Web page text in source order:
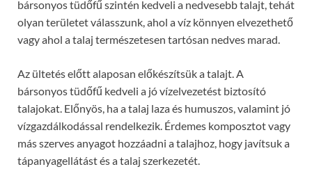
bársonyos tüdőfű szintén kedveli a nedvesebb talajt, tehát
olyan területet válasszunk, ahol a víz könnyen elvezethető
vagy ahol a talaj természetesen tartósan nedves marad.
Az ültetés előtt alaposan előkészítsük a talajt. A
bársonyos tüdőfű kedveli a jó vízelvezetést biztosító
talajokat. Előnyös, ha a talaj laza és humuszos, valamint jó
vízgazdálkodással rendelkezik. Érdemes komposztot vagy
más szerves anyagot hozzáadni a talajhoz, hogy javítsuk a
tápanyagellátást és a talaj szerkezetét.